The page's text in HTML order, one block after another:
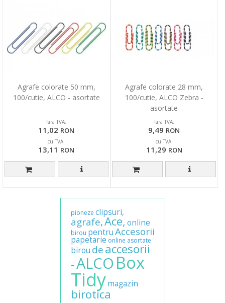
Agrafe colorate 50 mm,
100/cutie, ALCO - asortate
fara TVA:
11,02 RON
cu TVA:
13,11 RON
Agrafe colorate 28 mm,
100/cutie, ALCO Zebra -
asortate
fara TVA:
9,49 RON
cu TVA:
11,29 RON
pioneze clipsuri,
agrafe,Ace, online
birou pentruAccesorii
papetarie online asortate
birou deaccesorii
-ALCO Box
Tidy magazin
birotica